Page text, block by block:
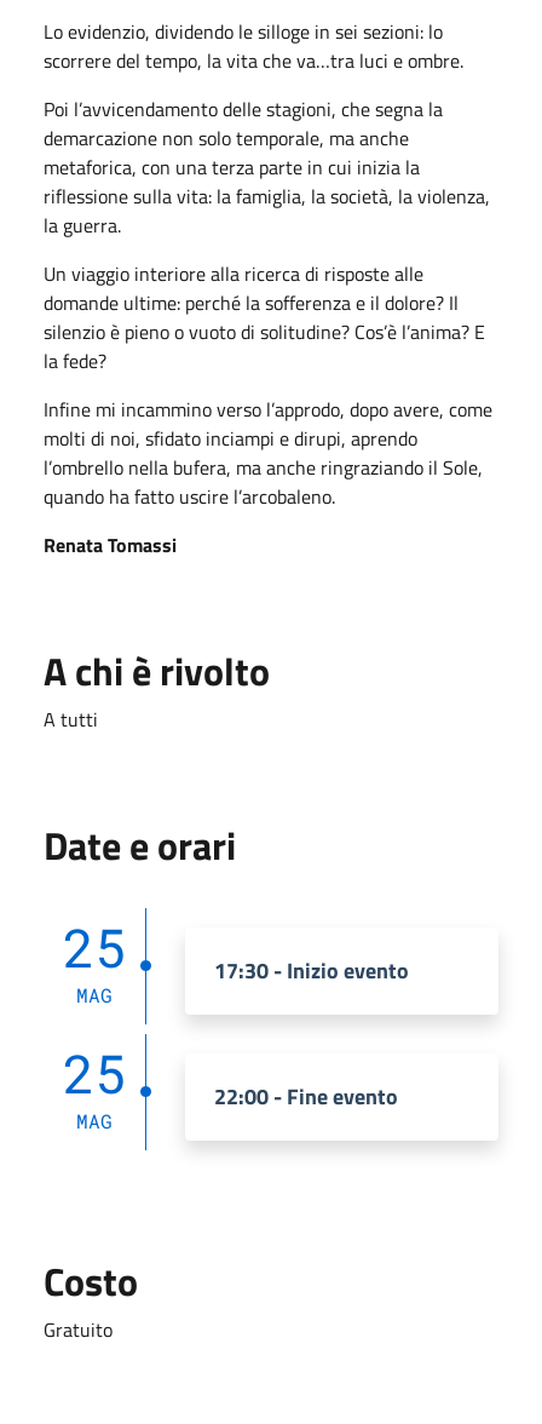
Lo evidenzio, dividendo le silloge in sei sezioni: lo
scorrere del tempo, la vita che va…tra luci e ombre.
Poi l’avvicendamento delle stagioni, che segna la
demarcazione non solo temporale, ma anche
metaforica, con una terza parte in cui inizia la
riflessione sulla vita: la famiglia, la società, la violenza,
la guerra.
Un viaggio interiore alla ricerca di risposte alle
domande ultime: perché la sofferenza e il dolore? Il
silenzio è pieno o vuoto di solitudine? Cos’è l’anima? E
la fede?
Infine mi incammino verso l’approdo, dopo avere, come
molti di noi, sfidato inciampi e dirupi, aprendo
l’ombrello nella bufera, ma anche ringraziando il Sole,
quando ha fatto uscire l’arcobaleno.
Renata Tomassi
A chi è rivolto
A tutti
Date e orari
25
MAG
17:30 - Inizio evento
25
MAG
22:00 - Fine evento
Costo
Gratuito